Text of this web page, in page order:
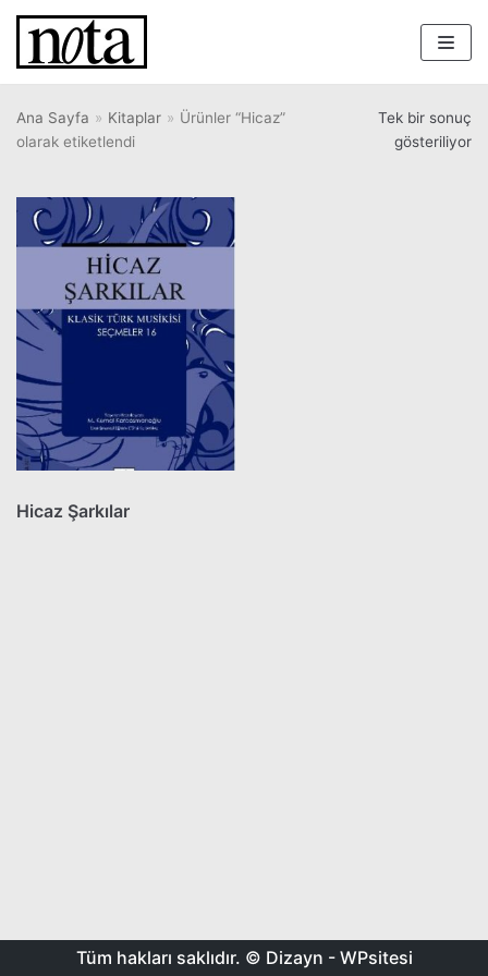
İçeriğe
geç
Ana Sayfa » Kitaplar » Ürünler “Hicaz”
olarak etiketlendi
Tek bir sonuç
gösteriliyor
Hicaz Şarkılar
Tüm hakları saklıdır. © Dizayn - WPsitesi